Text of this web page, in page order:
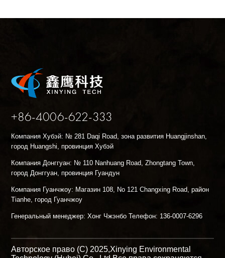
+86-4006-622-333
Компания Хубэй: № 281 Daqi Road, зона развития Huangjinshan,
город Huangshi, провинция Хубэй
Компания Донггуан: № 110 Nanhuang Road, Zhongtang Town,
город Донггуан, провинция Гуандун
Компания Гуанчжоу: Магазин 108, No 121 Changxing Road, район
Tianhe, город Гуанчжоу
Генеральный менеджер: Хонг Чжэнбо Телефон: 136-0007-6296
Авторское право (C) 2025,Xinying Environmental